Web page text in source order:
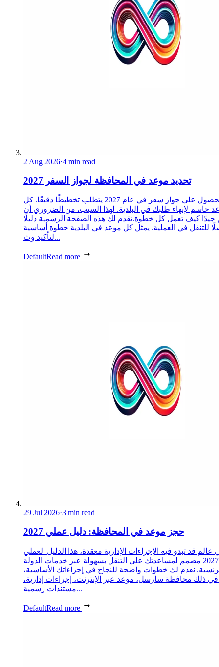
2 Aug 2026·4 min read
تحديد موعد في المحافظة لجواز السفر 2027
الحصول على جواز سفر في عام 2027 يتطلب تخطيطًا دقيقًا. كل
حاسم لإنهاء طلبك في البلدية. لهذا السبب، من الضروري أن
جيدًا كيف تعمل كل خطوة.تقدم لك هذه الصفحة الرسمية دليلًا
للتنقل في العملية. يمثل كل موعد في البلدية خطوة أساسية
لتأكيد وث...
DefaultRead more
29 Jul 2026·3 min read
حجز موعد في المحافظة: دليل عملي 2027
عالم قد تبدو فيه الإجراءات الإدارية معقدة، هذا الدليل العملي
2027 مصمم لمساعدتك على التنقل بسهولة عبر خدمات الدولة
نقدم لك خطوات واضحة للنجاح في إجراءاتك الأساسية،
في ذلك محافظة سارسل، موعد عبر الإنترنت، إجراءات إدارية،
مستندات رسمية...
DefaultRead more